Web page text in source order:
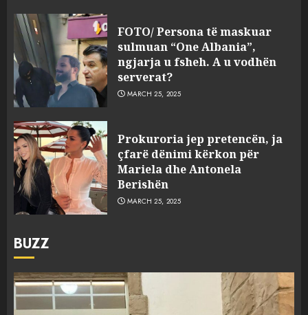
FOTO/ Persona të maskuar
sulmuan “One Albania”,
ngjarja u fsheh. A u vodhën
serverat?
MARCH 25, 2025
Prokuroria jep pretencën, ja
çfarë dënimi kërkon për
Mariela dhe Antonela
Berishën
MARCH 25, 2025
BUZZ